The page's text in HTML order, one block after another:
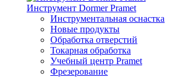
Инструмент Dormer Pramet
Инструментальная оснастка
Новые продукты
Обработка отверстий
Токарная обработка
Учебный центр Pramet
Фрезерование